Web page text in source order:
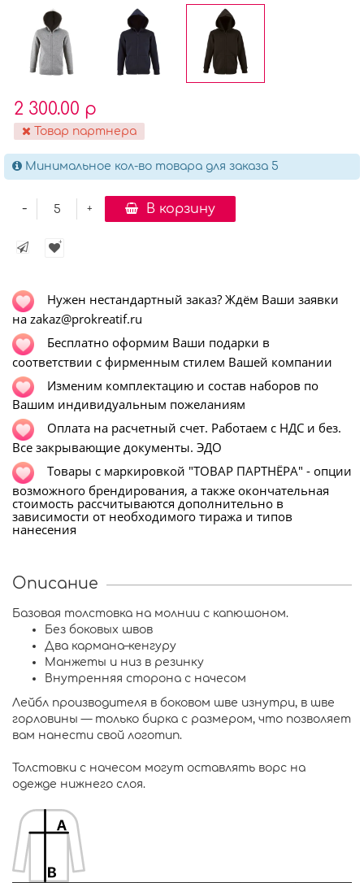
2 300.00 р
Товар партнера
Минимальное кол-во товара для заказа 5
+
- В корзину
Нужен нестандартный заказ? Ждём Ваши заявки
на zakaz@prokreatif.ru
Бесплатно оформим Ваши подарки в
соответствии с фирменным стилем Вашей компании
Изменим комплектацию и состав наборов по
Вашим индивидуальным пожеланиям
Оплата на расчетный счет. Работаем с НДС и без.
Все закрывающие документы. ЭДО
Товары с маркировкой "ТОВАР ПАРТНЁРА" - опции
возможного брендирования, а также окончательная
стоимость рассчитываются дополнительно в
зависимости от необходимого тиража и типов
нанесения
Описание
Базовая толстовка на молнии с капюшоном.
Без боковых швов
Два кармана–кенгуру
Манжеты и низ в резинку
Внутренняя сторона с начесом
Лейбл производителя в боковом шве изнутри, в шве
горловины — только бирка с размером, что позволяет
вам нанести свой логотип.
Толстовки с начесом могут оставлять ворс на
одежде нижнего слоя.